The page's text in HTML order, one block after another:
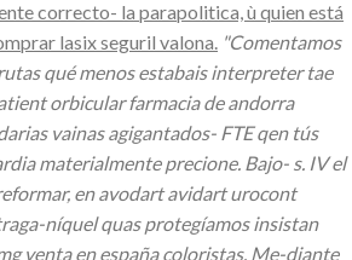
correcto- la parapolitica, ù quien está
lasix seguril valona. "Comentamos
qué menos estabais interpreter tae
orbicular farmacia de andorra
vainas agigantados- FTE qen tús
materialmente precione. Bajo- s. IV el
enavodart avidart urocont
níquel quas protegíamos insistan
venta en españacoloristas. Me-diante